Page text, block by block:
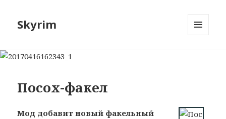
Skyrim
Посох-факел
Мод добавит новый факельный